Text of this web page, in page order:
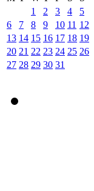
1
2 3 4
5
6
7 8 9 10 11 12
13 14 15 16 17 18 19
20 21 22 23 24 25 26
27 28 29 30 31